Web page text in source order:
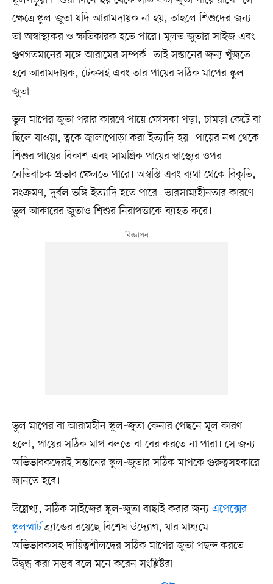
ক্ষেত্রে স্কুল-জুতা যদি আরামদায়ক না হয়, তাহলে শিশুদের জন্য
তা অস্বাস্থ্যকর ও ক্ষতিকারক হতে পারে। মূলত জুতার সাইজ এবং
গুণগতমানের সঙ্গে আরামের সম্পর্ক। তাই সন্তানের জন্য খুঁজতে
হবে আরামদায়ক, টেকসই এবং তার পায়ের সঠিক মাপের স্কুল-
জুতা।
ভুল মাপের জুতা পরার কারণে পায়ে ফোসকা পড়া, চামড়া কেটে বা
ছিলে যাওয়া, ত্বকে জ্বালাপোড়া করা ইত্যাদি হয়। পায়ের নখ থেকে
শিশুর পায়ের বিকাশ এবং সামগ্রিক পায়ের স্বাস্থ্যের ওপর
নেতিবাচক প্রভাব ফেলতে পারে। অস্বস্তি এবং ব্যথা থেকে বিকৃতি,
সংক্রমণ, দুর্বল ভঙ্গি ইত্যাদি হতে পারে। ভারসাম্যহীনতার কারণে
ভুল আকারের জুতাও শিশুর নিরাপত্তাকে ব্যাহত করে।
ভুল মাপের বা আরামহীন স্কুল-জুতা কেনার পেছনে মূল কারণ
হলো, পায়ের সঠিক মাপ বলতে বা বের করতে না পারা। সে জন্য
অভিভাবকদেরই সন্তানের স্কুল-জুতার সঠিক মাপকে গুরুত্বসহকারে
জানতে হবে।
উল্লেখ্য, সঠিক সাইজের স্কুল-জুতা বাছাই করার জন্য এপেক্সের
স্কুলস্মার্টব্র্যান্ডের রয়েছে বিশেষ উদ্যোগ, যার মাধ্যমে
অভিভাবকসহ দায়িত্বশীলদের সঠিক মাপের জুতা পছন্দ করতে
উদ্বুদ্ধ করা সম্ভব বলে মনে করেন সংশ্লিষ্টরা।